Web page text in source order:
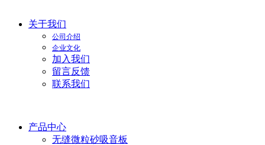
关于我们
公司介绍
企业文化
加入我们
留言反馈
联系我们
产品中心
无缝微粒砂吸音板